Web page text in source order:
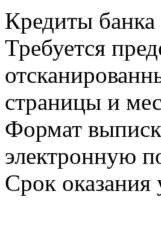
Кредиты банка
Требуется
страницы и
Формат
электронную
Срок оказания